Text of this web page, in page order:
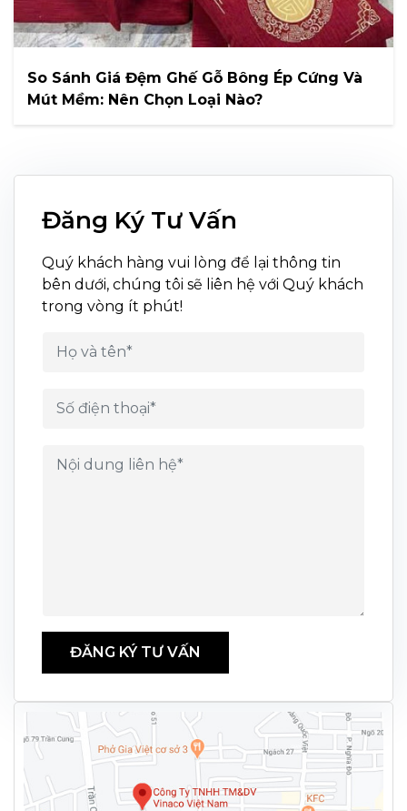
So Sánh Giá Đệm Ghế Gỗ Bông Ép Cứng Và
Mút Mềm: Nên Chọn Loại Nào?
Đăng Ký Tư Vấn
Quý khách hàng vui lòng để lại thông tin
bên dưới, chúng tôi sẽ liên hệ với Quý khách
trong vòng ít phút!
ĐĂNG KÝ TƯ VẤN